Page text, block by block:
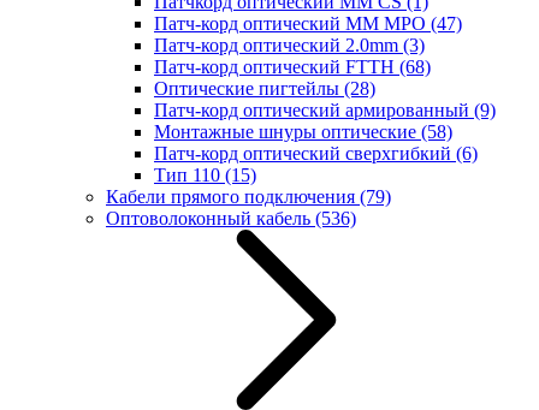
Патч-корд оптический MM MPO (47)
Патч-корд оптический 2.0mm (3)
Патч-корд оптический FTTH (68)
Оптические пигтейлы (28)
Патч-корд оптический армированный (9)
Монтажные шнуры оптические (58)
Патч-корд оптический сверхгибкий (6)
Тип 110 (15)
Кабели прямого подключения (79)
Оптоволоконный кабель (536)